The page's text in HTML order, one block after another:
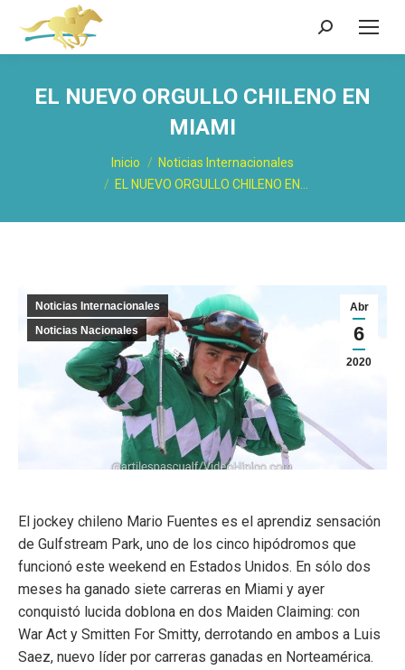
Buscar:
EL NUEVO ORGULLO CHILENO EN
MIAMI
Inicio
Noticias Internacionales
EL NUEVO ORGULLO CHILENO EN…
Abr
6
2020
Noticias Internacionales
Noticias Nacionales
El jockey chileno Mario Fuentes es el aprendiz sensación
de Gulfstream Park, uno de los cinco hipódromos que
funcionó este weekend en Estados Unidos. En sólo dos
meses ha ganado siete carreras en Miami y ayer
conquistó lucida doblona en dos Maiden Claiming: con
War Act y Smitten For Smitty, derrotando en ambos a Luis
Saez, nuevo líder por carreras ganadas en Norteamérica.